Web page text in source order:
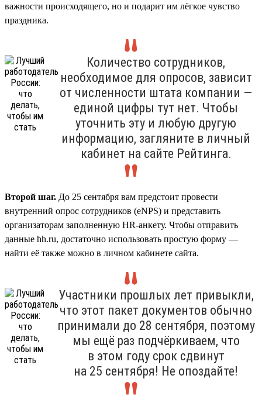
важности происходящего, но и подарит им лёгкое чувство
праздника.
Количество сотрудников,
необходимое для опросов, зависит
от численности штата компании —
единой цифры тут нет. Чтобы
уточнить эту и любую другую
информацию, загляните в личный
кабинет на сайте Рейтинга.
Второй шаг. До 25 сентября вам предстоит провести
внутренний опрос сотрудников (eNPS) и представить
организаторам заполненную HR-анкету. Чтобы отправить
данные hh.ru, достаточно использовать простую форму —
найти её также можно в личном кабинете сайта.
Участники прошлых лет привыкли,
что этот пакет документов обычно
принимали до 28 сентября, поэтому
мы ещё раз подчёркиваем, что
в этом году срок сдвинут
на 25 сентября! Не опоздайте!